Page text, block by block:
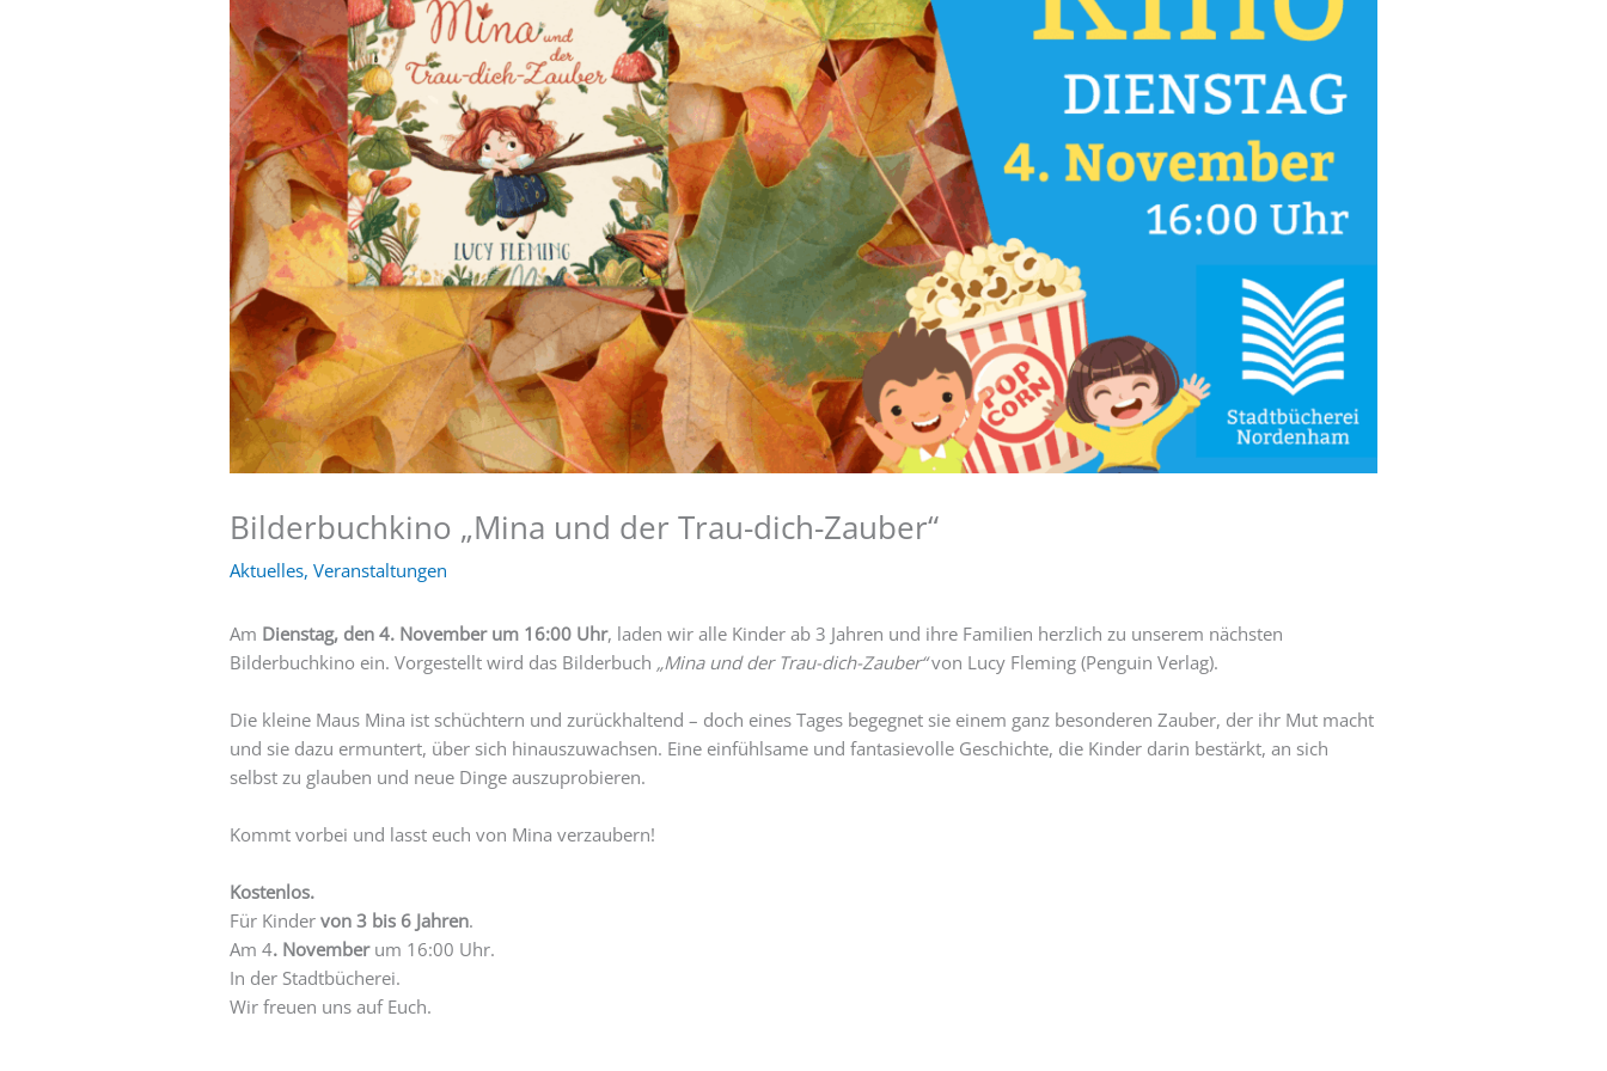
Bilderbuchkino „Mina und der Trau-dich-Zauber“
Aktuelles,Veranstaltungen
Am Dienstag, den 4. November um 16:00 Uhr, laden wir alle Kinder ab 3 Jahren und ihre Familien herzlich zu unserem nächsten
Bilderbuchkino ein. Vorgestellt wird das Bilderbuch „Mina und der Trau-dich-Zauber“von Lucy Fleming (Penguin Verlag).
Die kleine Maus Mina ist schüchtern und zurückhaltend – doch eines Tages begegnet sie einem ganz besonderen Zauber, der ihr Mut macht
und sie dazu ermuntert, über sich hinauszuwachsen. Eine einfühlsame und fantasievolle Geschichte, die Kinder darin bestärkt, an sich
selbst zu glauben und neue Dinge auszuprobieren.
Kommt vorbei und lasst euch von Mina verzaubern!
Kostenlos.
Für Kindervon 3 bis 6 Jahren.
Am 4. Novemberum 16:00 Uhr.
In der Stadtbücherei.
Wir freuen uns auf Euch.